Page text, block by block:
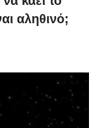
αληθινό;